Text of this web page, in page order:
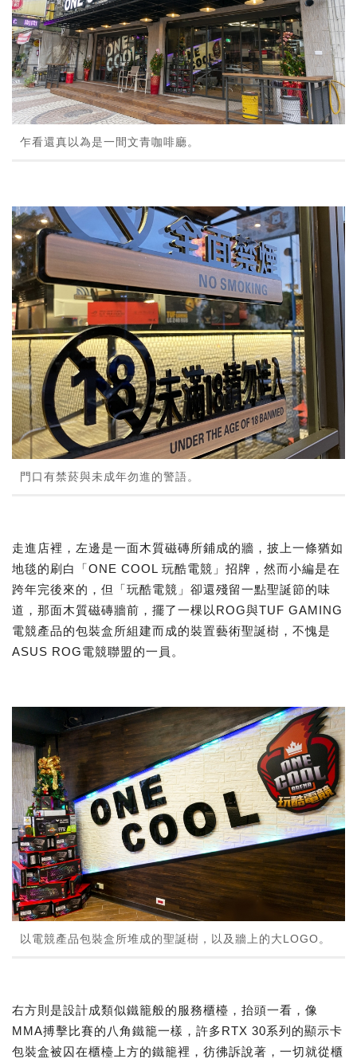
乍看還真以為是一間文青咖啡廳。
門口有禁菸與未成年勿進的警語。
走進店裡，左邊是一面木質磁磚所鋪成的牆，披上一條猶如
地毯的刷白「ONE COOL 玩酷電競」招牌，然而小編是在
跨年完後來的，但「玩酷電競」卻還殘留一點聖誕節的味
道，那面木質磁磚牆前，擺了一棵以ROG與TUF GAMING
電競產品的包裝盒所組建而成的裝置藝術聖誕樹，不愧是
ASUS ROG電競聯盟的一員。
以電競產品包裝盒所堆成的聖誕樹，以及牆上的大LOGO。
右方則是設計成類似鐵籠般的服務櫃檯，抬頭一看，像
MMA搏擊比賽的八角鐵籠一樣，許多RTX 30系列的顯示卡
包裝盒被囚在櫃檯上方的鐵籠裡，彷彿訴說著，一切就從櫃